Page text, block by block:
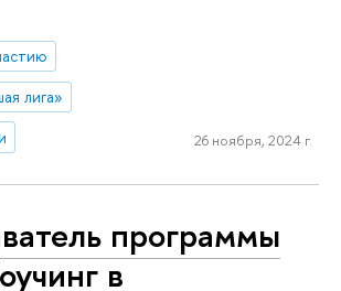
лига»
26 ноября, 2024 г.
программы
в